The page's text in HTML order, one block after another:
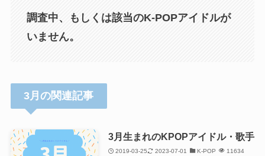
調査中、もしくは該当のK-POPアイドルが
いません。
3月の関連記事
3月生まれのKPOPアイドル・歌手
2019-03-25 2023-07-01 K-POP 11634